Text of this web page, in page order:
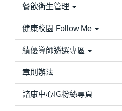
餐飲衛生管理
健康校園 Follow Me
績優導師遴選專區
章則辦法
諮康中心IG粉絲專頁